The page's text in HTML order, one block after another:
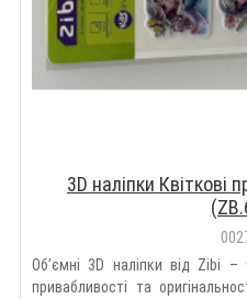
3D наліпки Квіткові
Об’ємні 3D наліпки від Zibi –
привабливості та